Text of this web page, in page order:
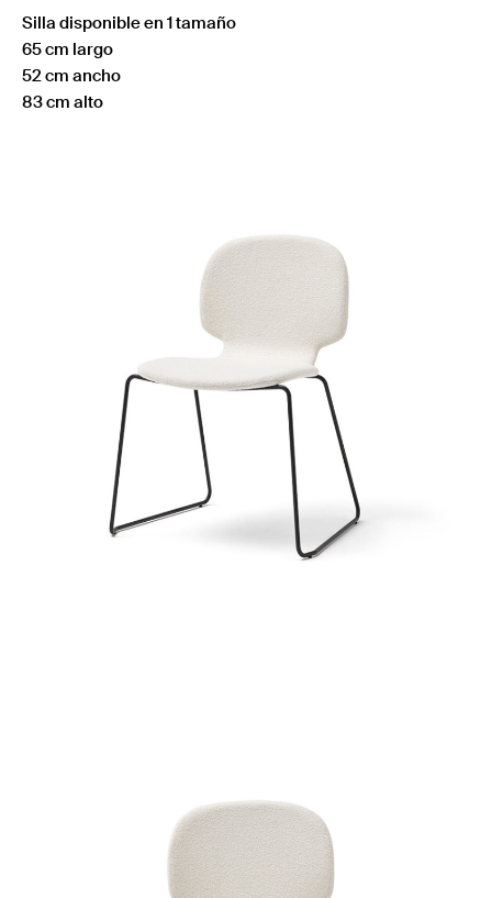
Silla disponible en 1 tamaño
65 cm largo
52 cm ancho
83 cm alto